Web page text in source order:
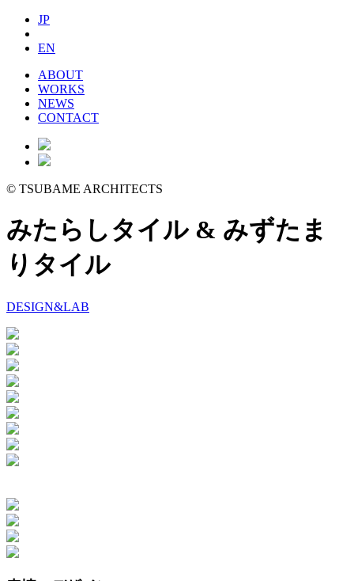
JP
EN
ABOUT
WORKS
NEWS
CONTACT
© TSUBAME ARCHITECTS
みたらしタイル & みずたま
りタイル
DESIGN&LAB